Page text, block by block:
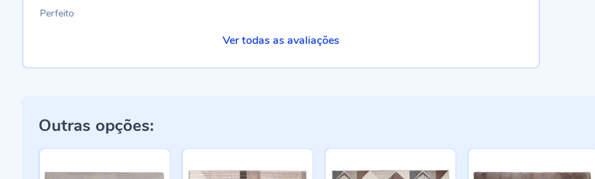
Perfeito
Ver todas as avaliações
Outras opções: